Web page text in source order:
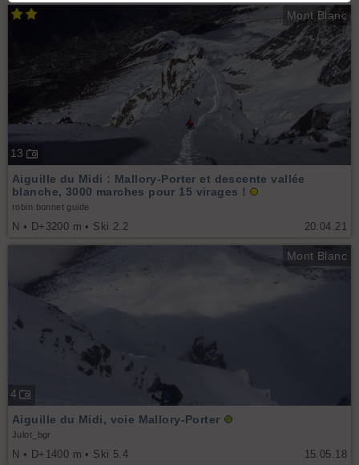
Mont Blanc
13
20.04.21
Aiguille du Midi : Mallory-Porter et descente vallée
blanche, 3000 marches pour 15 virages !
robin bonnet guide
N • D+3200 m • Ski 2.2
Mont Blanc
4
15.05.18
Aiguille du Midi, voie Mallory-Porter
Julot_bgr
N • D+1400 m • Ski 5.4